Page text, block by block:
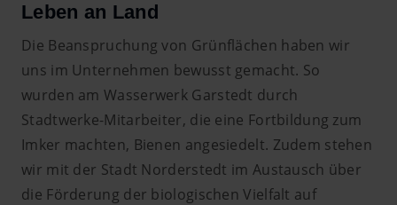
Leben an Land
Die Beanspruchung von Grünflächen haben wir
uns im Unternehmen bewusst gemacht. So
wurden am Wasserwerk Garstedt durch
Stadtwerke-Mitarbeiter, die eine Fortbildung zum
Imker machten, Bienen angesiedelt. Zudem stehen
wir mit der Stadt Norderstedt im Austausch über
die Förderung der biologischen Vielfalt auf